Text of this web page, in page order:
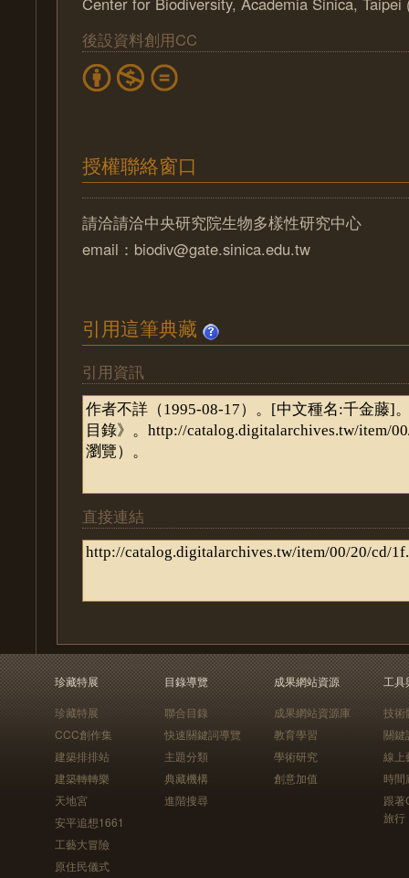
後設資料創用CC
授權聯絡窗口
請洽請洽中央研究院生物多樣性研究中心
email：biodiv@gate.sinica.edu.tw
引用這筆典藏
引用資訊
直接連結
珍藏特展
珍藏特展
CCC創作集
建築排排站
建築轉轉樂
天地宮
安平追想1661
工藝大冒險
原住民儀式
目錄導覽
聯合目錄
快速關鍵詞導覽
主題分類
典藏機構
進階搜尋
成果網站資源
成果網站資源庫
教育學習
學術研究
創意加值
工具
技術
關鍵
線上
時間
跟
旅行